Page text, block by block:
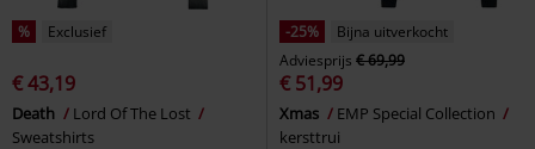
% Exclusief
€ 43,19
Death
Lord Of The Lost
Sweatshirts
-25%
Bijna uitverkocht
Adviesprijs € 69,99
€ 51,99
Xmas
EMP Special Collection
kersttrui